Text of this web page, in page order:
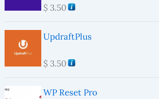
$3.50
UpdraftPlus
$3.50
WP Reset Pro